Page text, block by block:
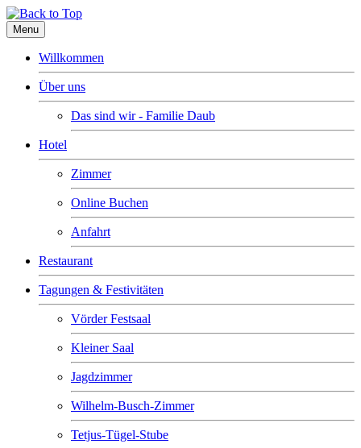
Menu
Willkommen
Über uns
Das sind wir - Familie Daub
Hotel
Zimmer
Online Buchen
Anfahrt
Restaurant
Tagungen & Festivitäten
Vörder Festsaal
Kleiner Saal
Jagdzimmer
Wilhelm-Busch-Zimmer
Tetjus-Tügel-Stube